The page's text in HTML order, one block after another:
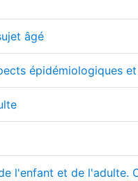
âgé
épidémiologiques
l'enfant et de l'adulte.